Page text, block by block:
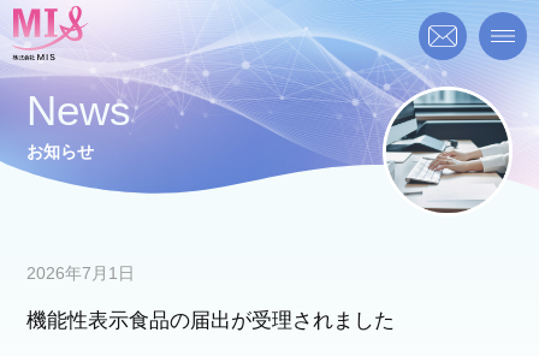
News
お知らせ
2026年7月1日
機能性表示食品の届出が受理されました